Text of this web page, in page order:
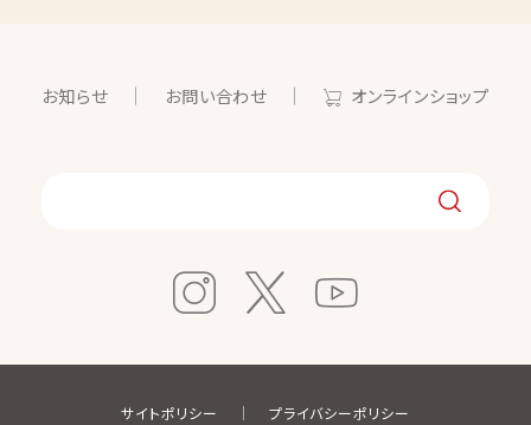
お知らせ お問い合わせ オンラインショップ
サイトポリシー プライバシーポリシー